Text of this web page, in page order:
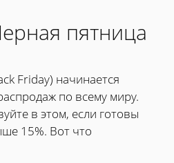
пятница
Friday) начинается
по всему миру.
в этом, если готовы
15%. Вот что